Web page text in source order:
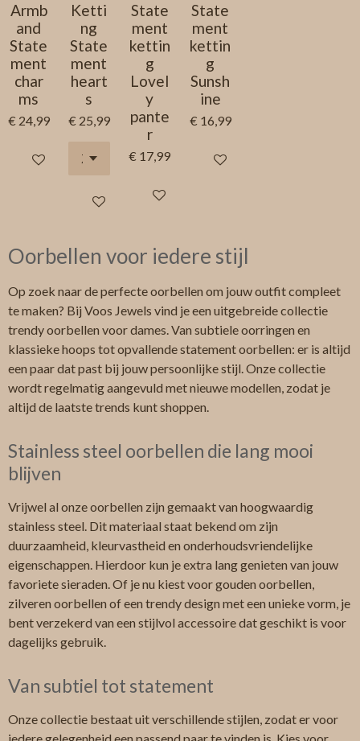
Armb
and
State
ment
char
ms
€ 24,99
In winkelwagen
Ketti
ng
State
ment
heart
s
€ 25,99
In winkelwagen
State
ment
kettin
g
Lovel
y
pante
r
€ 17,99
In winkelwagen
State
ment
kettin
g
Sunsh
ine
€ 16,99
In winkelwagen
Oorbellen voor iedere stijl
Op zoek naar de perfecte oorbellen om jouw outfit compleet
te maken? Bij Voos Jewels vind je een uitgebreide collectie
trendy oorbellen voor dames. Van subtiele oorringen en
klassieke hoops tot opvallende statement oorbellen: er is altijd
een paar dat past bij jouw persoonlijke stijl. Onze collectie
wordt regelmatig aangevuld met nieuwe modellen, zodat je
altijd de laatste trends kunt shoppen.
Stainless steel oorbellen die lang mooi
blijven
Vrijwel al onze oorbellen zijn gemaakt van hoogwaardig
stainless steel. Dit materiaal staat bekend om zijn
duurzaamheid, kleurvastheid en onderhoudsvriendelijke
eigenschappen. Hierdoor kun je extra lang genieten van jouw
favoriete sieraden. Of je nu kiest voor gouden oorbellen,
zilveren oorbellen of een trendy design met een unieke vorm, je
bent verzekerd van een stijlvol accessoire dat geschikt is voor
dagelijks gebruik.
Van subtiel tot statement
Onze collectie bestaat uit verschillende stijlen, zodat er voor